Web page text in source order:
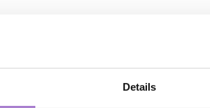
Details